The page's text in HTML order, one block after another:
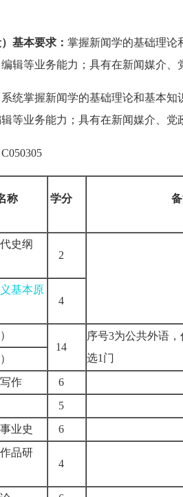
基本要求： 掌握新闻学的基础理论
辑等业务能力；具有在新闻媒介、
系统掌握新闻学的基础理论和基本
等业务能力；具有在新闻媒介、党
C050305
称 学分
史纲
2
基本原
4
）
14
序号3为公共外语，
选1门
）
写作
6
5
事业史 6
品研
4